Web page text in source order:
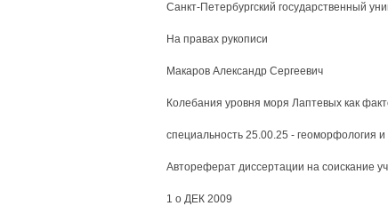
Санкт-Петербургский государственный
На правах рукописи
Макаров Александр Сергеевич
Колебания уровня моря Лаптевых как
специальность 25.00.25 - геоморфология
Автореферат диссертации на соискание
1 о ДЕК 2009